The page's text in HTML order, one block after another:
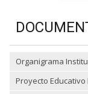
Organigrama
Proyecto